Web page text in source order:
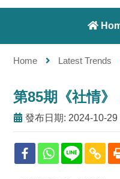

Home Latest Trends
第85期《社情
發布日期: 2024-10-29